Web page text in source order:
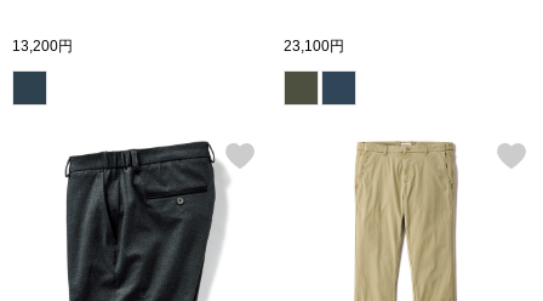
BOGARD 最新号はこちら
ランド
アンダーウェア
その他
13,200円 23,100円